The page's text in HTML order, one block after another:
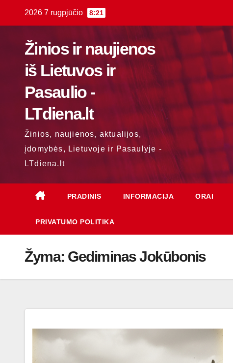
2026 7 rugpjūčio 8:21
Žinios ir naujienos
iš Lietuvos ir
Pasaulio -
LTdiena.lt
Žinios, naujienos, aktualijos,
įdomybės, Lietuvoje ir Pasaulyje -
LTdiena.lt
PRADINIS INFORMACIJA ORAI
PRIVATUMO POLITIKA
Žyma: Gediminas Jokūbonis